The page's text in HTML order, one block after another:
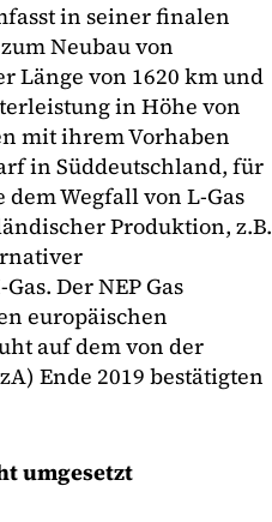
in seiner finalen
Neubau von
Länge von 1620 km und
in Höhe von
mit ihrem Vorhaben
in Süddeutschland, für
Wegfall von L-Gas
Produktion, z.B.
Der NEP Gas
europäischen
auf dem von der
Ende 2019 bestätigten
umgesetzt